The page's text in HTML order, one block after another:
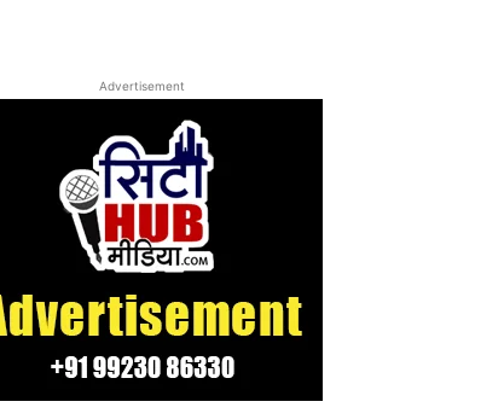
Advertisement